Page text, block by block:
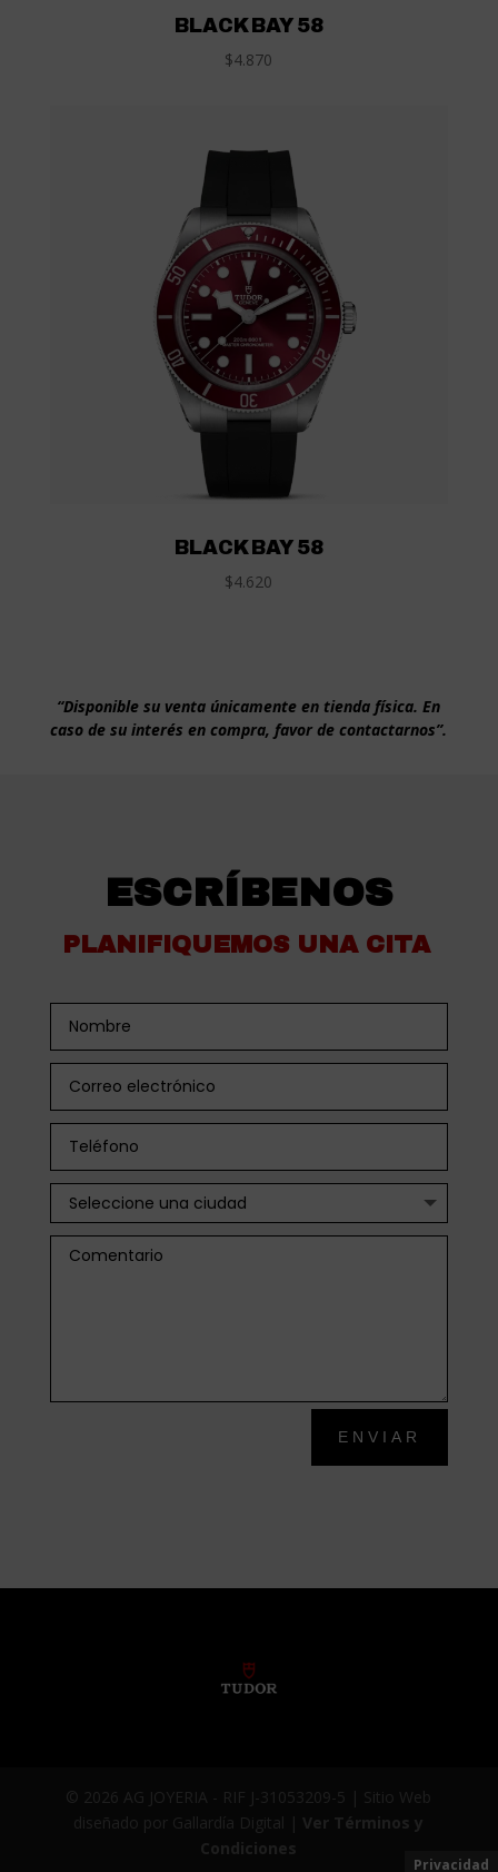
BLACK BAY 58
$4.870
BLACK BAY 58
$4.620
“Disponible su venta únicamente en tienda física. En
caso de su interés en compra, favor de contactarnos”.
ESCRÍBENOS
PLANIFIQUEMOS UNA CITA
ENVIAR
© 2026 AG JOYERIA - RIF J-31053209-5 | Sitio Web
diseñado por Gallardía Digital | Ver Términos y
Condiciones
Privacidad